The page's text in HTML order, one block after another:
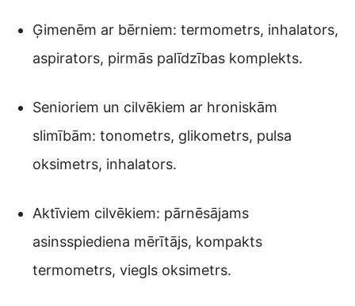
Ģimenēm ar bērniem: termometrs, inhalators,
aspirators, pirmās palīdzības komplekts.
Senioriem un cilvēkiem ar hroniskām
slimībām: tonometrs, glikometrs, pulsa
oksimetrs, inhalators.
Aktīviem cilvēkiem: pārnēsājams
asinsspiediena mērītājs, kompakts
termometrs, viegls oksimetrs.